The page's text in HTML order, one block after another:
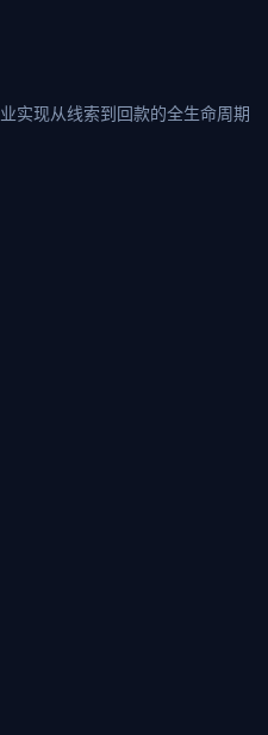
实现从线索到回款的全生命周期